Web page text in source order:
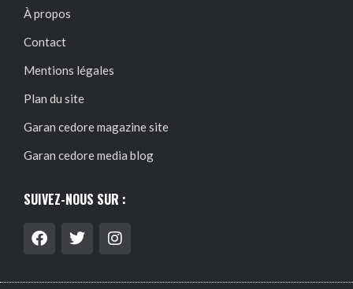
À propos
Contact
Mentions légales
Plan du site
Garan cedore magazine site
Garan cedore media blog
SUIVEZ-NOUS SUR :